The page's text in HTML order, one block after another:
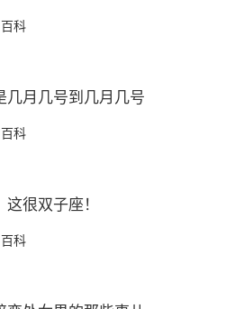
百科
几月几号到几月几号
百科
这很双子座！
百科